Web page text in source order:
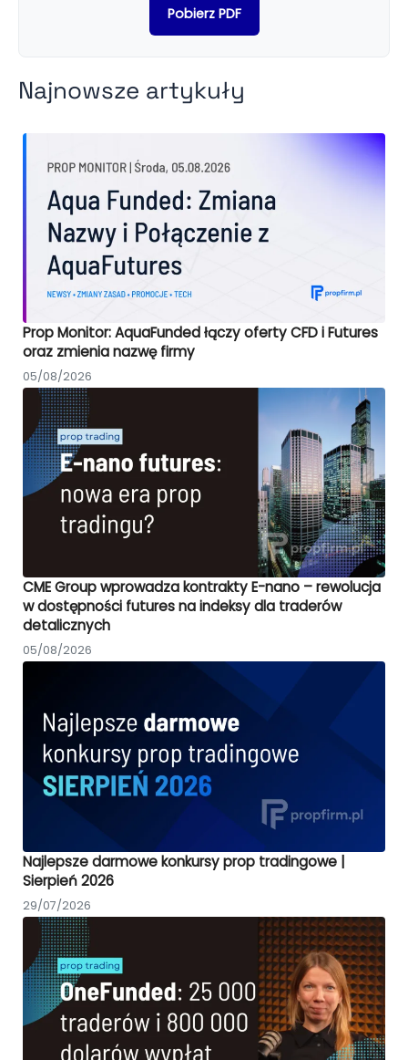
Pobierz PDF
Najnowsze artykuły
Prop Monitor: AquaFunded łączy oferty CFD i Futures
oraz zmienia nazwę firmy
05/08/2026
CME Group wprowadza kontrakty E-nano – rewolucja
w dostępności futures na indeksy dla traderów
detalicznych
05/08/2026
Najlepsze darmowe konkursy prop tradingowe |
Sierpień 2026
29/07/2026